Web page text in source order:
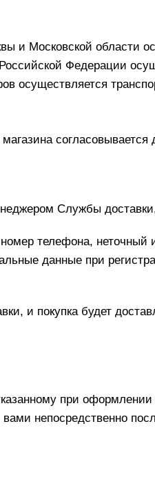
и Московской области
Федерации
осуществляется
Службы
телефона, неточный
данные при
и покупка будет
при
непосредственно